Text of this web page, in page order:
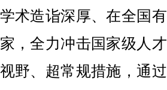
术造诣深厚、在全国
，全力冲击国家级人
野、超常规措施，通